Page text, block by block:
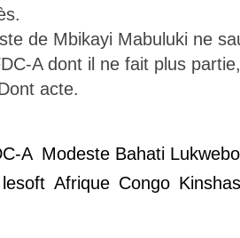
de Mbikayi Mabuluki ne
A dont il ne fait plus
acte.
A Modeste Bahati Lukwebo
lesoft Afrique Congo